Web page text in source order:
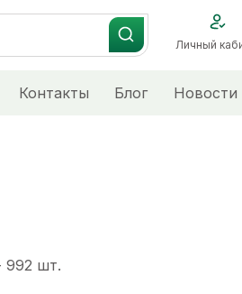
Личный
Контакты Блог Новости
992 шт.